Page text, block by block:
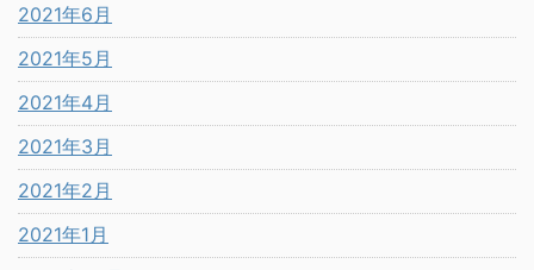
2021年6月
2021年5月
2021年4月
2021年3月
2021年2月
2021年1月